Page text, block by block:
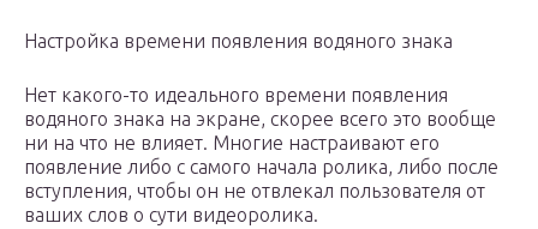
Настройка времени появления водяного знака
Нет какого-то идеального времени появления
водяного знака на экране, скорее всего это вообще
ни на что не влияет. Многие настраивают его
появление либо с самого начала ролика, либо после
вступления, чтобы он не отвлекал пользователя от
ваших слов о сути видеоролика.